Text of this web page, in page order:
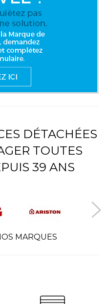
DÉTACHÉES
TOUTES
39 ANS
MARQUES